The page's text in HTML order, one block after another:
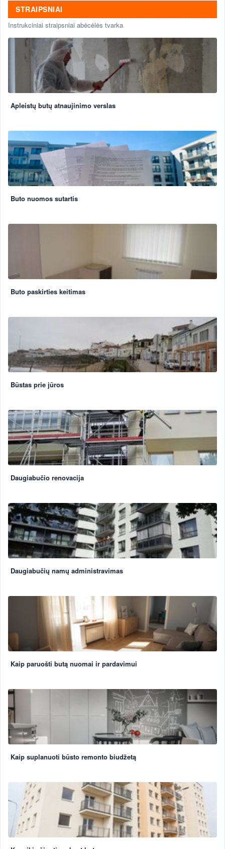
STRAIPSNIAI
Instrukciniai straipsniai abėcėlės tvarka
Apleistų butų atnaujinimo verslas
Buto nuomos sutartis
Buto paskirties keitimas
Būstas prie jūros
Daugiabučio renovacija
Daugiabučių namų administravimas
Kaip paruošti butą nuomai ir pardavimui
Kaip suplanuoti būsto remonto biudžetą